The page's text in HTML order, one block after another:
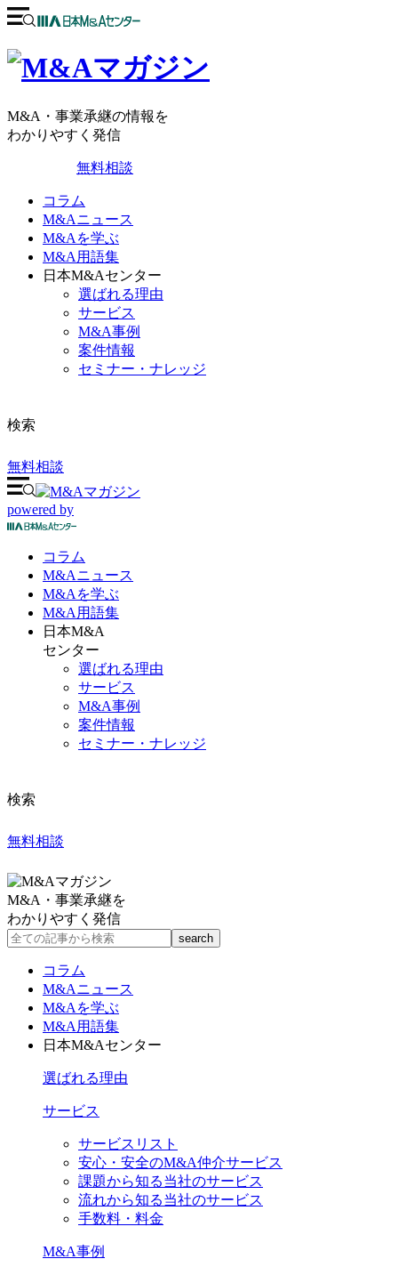
M&A・事業承継の情報を
わかりやすく発信
無料相談
コラム
M&Aニュース
M&Aを学ぶ
M&A用語集
日本M&Aセンター
選ばれる理由
サービス
M&A事例
案件情報
セミナー・ナレッジ
検索
無料相談
powered by
コラム
M&Aニュース
M&Aを学ぶ
M&A 用語集
日本M&A
センター
選ばれる理由
サービス
M&A事例
案件情報
セミナー・ナレッジ
検索
無料相談
M&A・事業承継を
わかりやすく発信
コラム
M&Aニュース
M&Aを学ぶ
M&A用語集
日本M&Aセンター
選ばれる理由
サービス
サービスリスト
安心・安全のM&A仲介サービス
課題から知る当社のサービス
流れから知る当社のサービス
手数料・料金
M&A事例